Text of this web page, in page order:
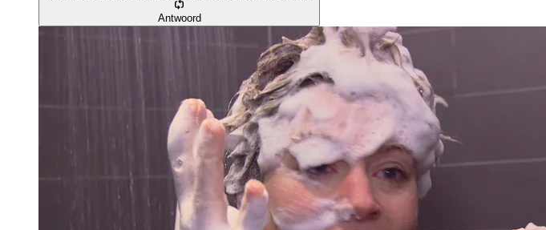
Antwoord